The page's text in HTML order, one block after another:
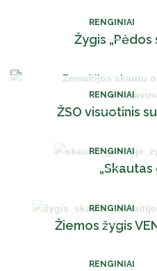
RENGINIAI
Žygis „Pėdos
RENGINIAI
ŽSO visuotinis
RENGINIAI
RENGINIAI
Žiemos žygis
RENGINIAI